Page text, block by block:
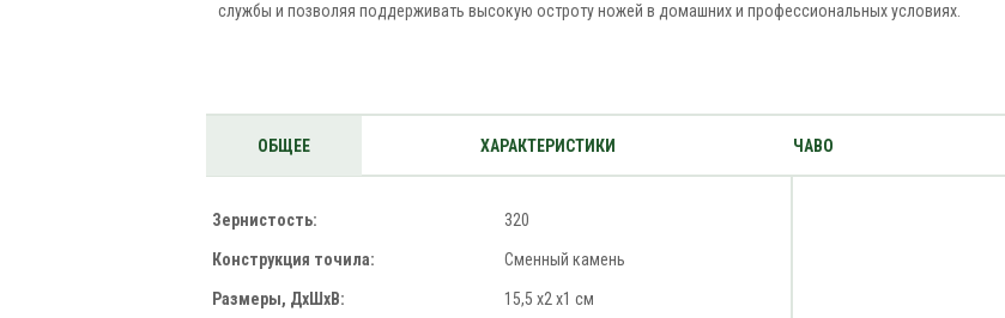
службы и позволяя поддерживать высокую остроту ножей в домашних и профессиональных условиях.
ОБЩЕЕ ХАРАКТЕРИСТИКИ ЧАВО
Зернистость: 320
Конструкция точила: Сменный камень
Размеры, ДхШхВ: 15,5 x2 x1 см